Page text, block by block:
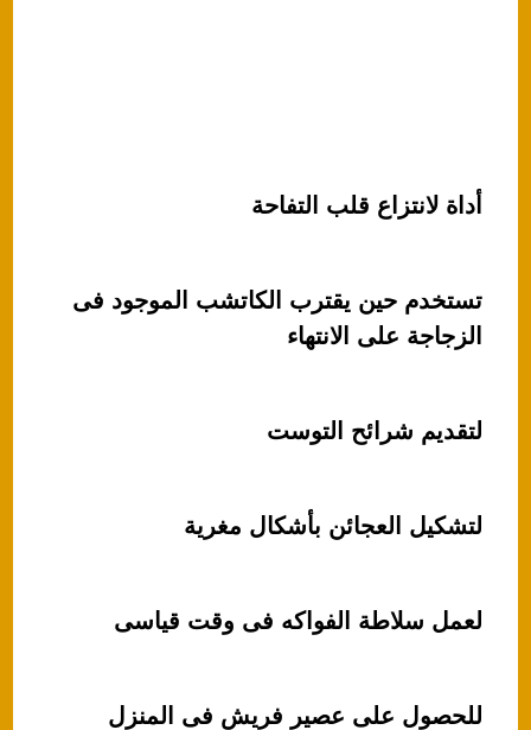
أداة لانتزاع قلب التفاحة
تستخدم حين يقترب الكاتشب الموجود فى
الزجاجة على الانتهاء
لتقديم شرائح التوست
لتشكيل العجائن بأشكال مغرية
لعمل سلاطة الفواكه فى وقت قياسى
للحصول على عصير فريش فى المنزل